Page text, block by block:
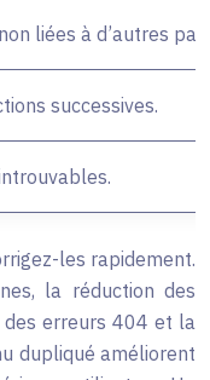
liées à d’autres
successives.
les rapidement.
la réduction des
des erreurs 404 et la
dupliqué améliorent